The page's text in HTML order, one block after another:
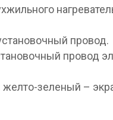
провод.
провод
зеленый –